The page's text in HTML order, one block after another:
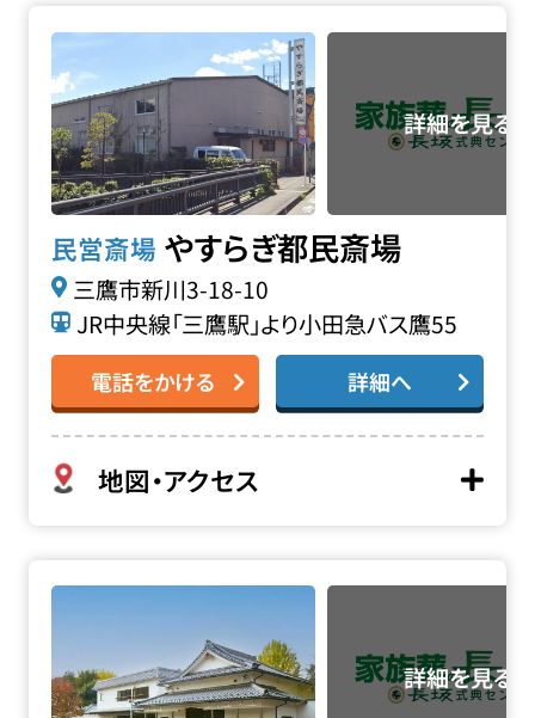
民営斎場 やすらぎ都民斎場
三鷹市新川3-18-10
JR中央線「三鷹駅」より小田急バス鷹55
電話をかける 詳細へ
地図・アクセス
禅林寺霊泉斎場の詳細へ